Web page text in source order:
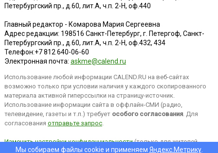
Петербургский пр., д.60, лит.А, ч.п. 2-Н, оф.440
Главный редактор - Комарова Мария Сергеевна
Адрес редакции: 198516 Санкт-Петербург, г. Петергоф, Санкт-
Петербургский пр., д.60, лит.А, ч.п. 2-Н, оф.432, 434
Телефон:+7 812 640-06-60
Электронная почта: askme@calend.ru
Использование любой информации CALEND.RU на веб-сайтах
возможно только при условии наличия у каждого скопированного
материала активной гиперссылки на страницу-источник.
Использование информации сайта в оффлайн-СМИ (радио,
телевидение, газеты и т.п.) требует особого согласования. Для
согласования отправьте запрос.
Изменить настройки конфиденциальности(только для жителей
EEA).Мы собираем файлы cookie и применяем Яндекс.Метрику.